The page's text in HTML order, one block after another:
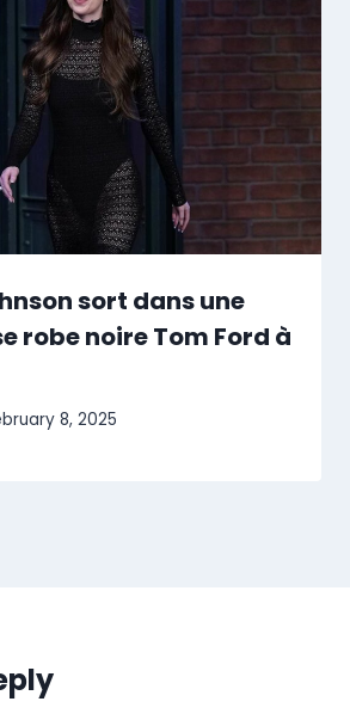
sort dans une
robe noire Tom Ford à
8, 2025